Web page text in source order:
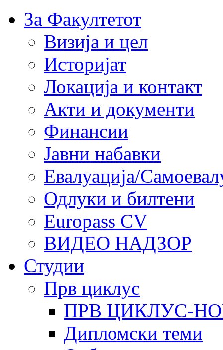
За Факултетот
Визија и цел
Историјат
Локација и контакт
Акти и документи
Финансии
Јавни набавки
Евалуација/
Одлуки и билтени
Europass CV
ВИДЕО НАДЗОР
Студии
Прв циклус
ПРВ ЦИКЛУС-
Дипломски теми